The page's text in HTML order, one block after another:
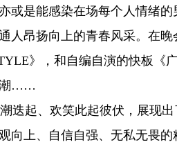
或是能感染在场每个人情绪的
昂扬向上的青春风采。在晚
》，和自编自演的快板《
潮……
迭起、欢笑此起彼伏，展现出
向上、自信自强、无私无畏